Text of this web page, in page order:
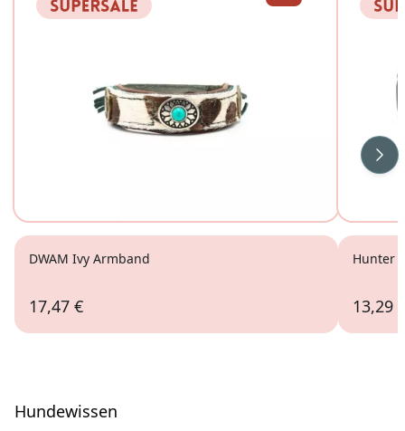
DWAM Ivy Armband
17,47 €
Hunter
13,29
Hundewissen